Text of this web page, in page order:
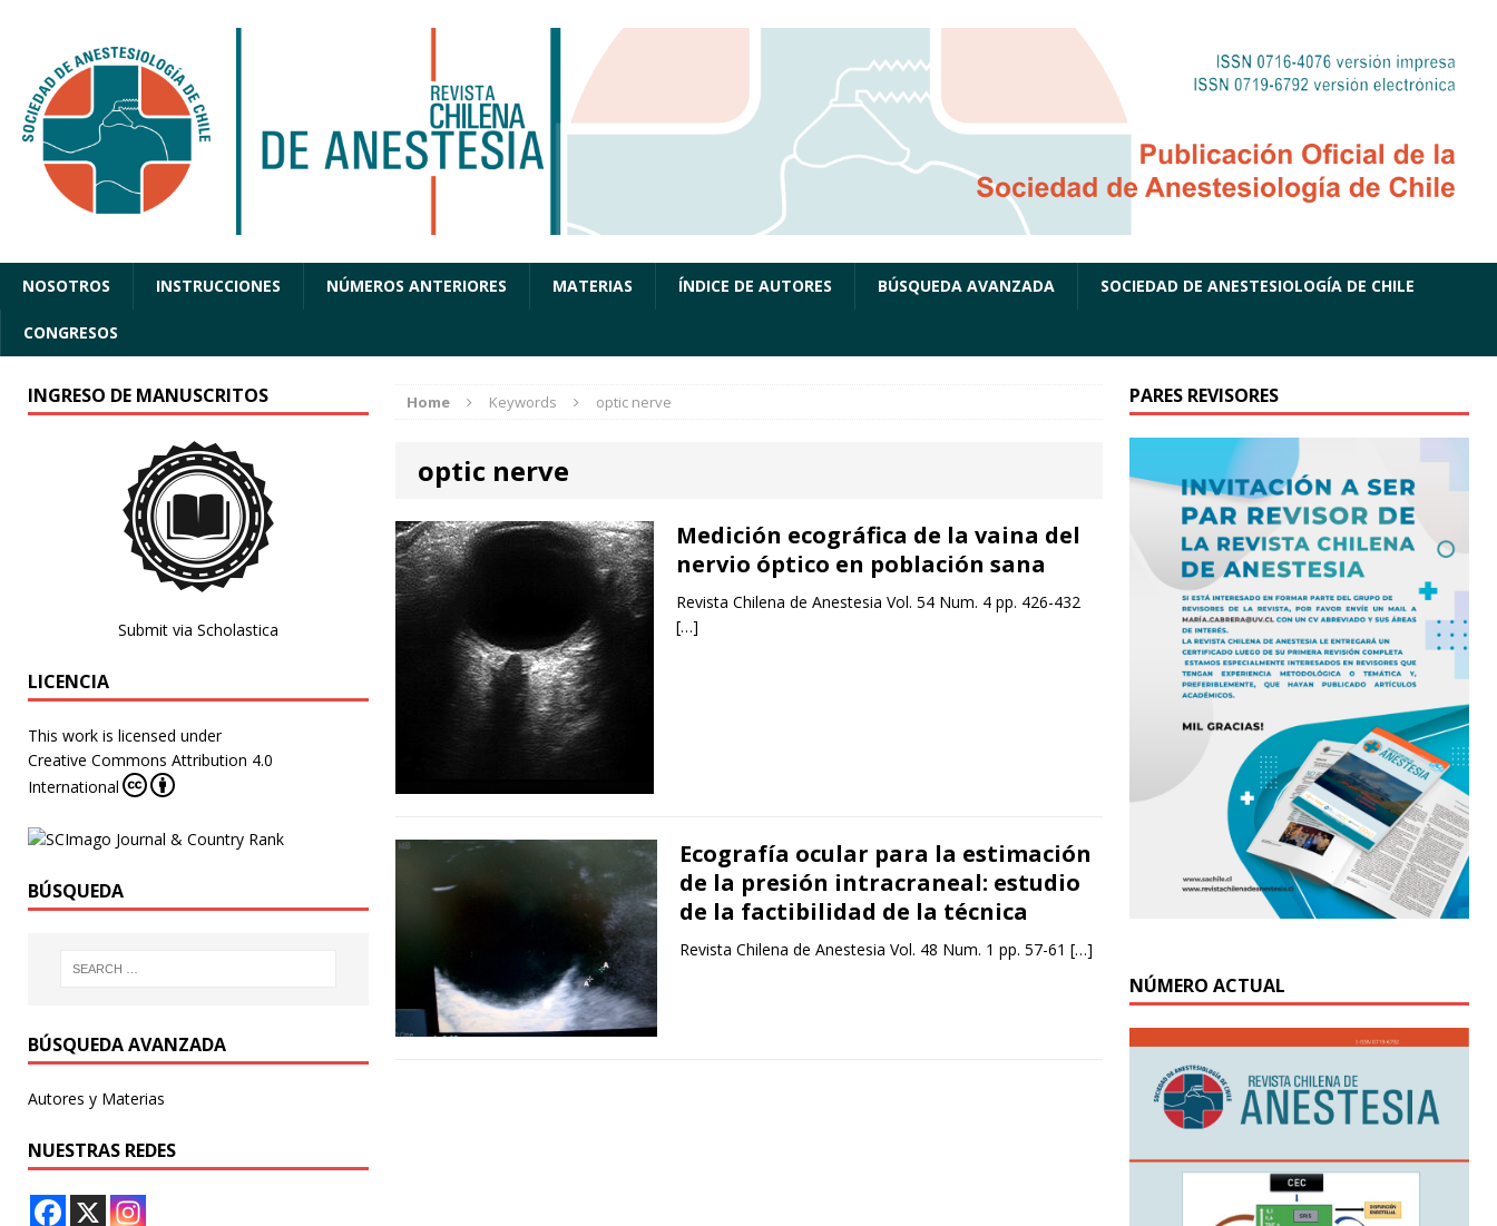
NOSOTROS INSTRUCCIONES NÚMEROS ANTERIORES MATERIAS ÍNDICE DE AUTORES BÚSQUEDA AVANZADA SOCIEDAD DE ANESTESIOLOGÍA DE CHILE
CONGRESOS
Home Keywords optic nerve
optic nerve
Medición ecográfica de la vaina del
nervio óptico en población sana
Revista Chilena de Anestesia Vol. 54 Num. 4 pp. 426-432
[…]
Ecografía ocular para la estimación
de la presión intracraneal: estudio
de la factibilidad de la técnica
Revista Chilena de Anestesia Vol. 48 Num. 1 pp. 57-61 […]
INGRESO DE MANUSCRITOS
Submit via Scholastica
LICENCIA
This work is licensed under
Creative Commons Attribution 4.0
International
BÚSQUEDA
BÚSQUEDA AVANZADA
Autores y Materias
NUESTRAS REDES
PARES REVISORES
NÚMERO ACTUAL